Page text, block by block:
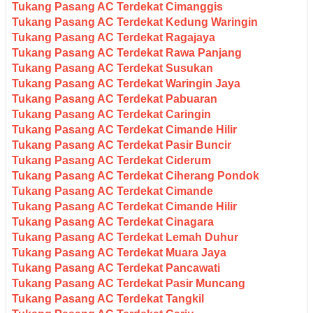
Tukang Pasang AC Terdekat Cimanggis
Tukang Pasang AC Terdekat Kedung Waringin
Tukang Pasang AC Terdekat Ragajaya
Tukang Pasang AC Terdekat Rawa Panjang
Tukang Pasang AC Terdekat Susukan
Tukang Pasang AC Terdekat Waringin Jaya
Tukang Pasang AC Terdekat Pabuaran
Tukang Pasang AC Terdekat Caringin
Tukang Pasang AC Terdekat Cimande Hilir
Tukang Pasang AC Terdekat Pasir Buncir
Tukang Pasang AC Terdekat Ciderum
Tukang Pasang AC Terdekat Ciherang Pondok
Tukang Pasang AC Terdekat Cimande
Tukang Pasang AC Terdekat Cimande Hilir
Tukang Pasang AC Terdekat Cinagara
Tukang Pasang AC Terdekat Lemah Duhur
Tukang Pasang AC Terdekat Muara Jaya
Tukang Pasang AC Terdekat Pancawati
Tukang Pasang AC Terdekat Pasir Muncang
Tukang Pasang AC Terdekat Tangkil